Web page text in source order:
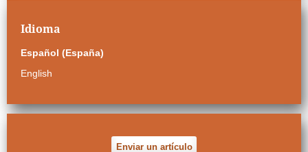
Idioma
Español (España)
English
Enviar un artículo